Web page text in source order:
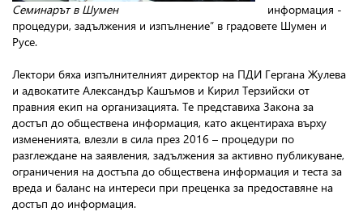
Семинарът в Шумен
информация -
процедури, задължения и изпълнение” в градовете Шумен и
Русе.
Лектори бяха изпълнителният директор на ПДИ Гергана Жулева
и адвокатите Александър Кашъмов и Кирил Терзийски от
правния екип на организацията. Те представиха Закона за
достъп до обществена информация, като акцентираха върху
измененията, влезли в сила през 2016 – процедури по
разглеждане на заявления, задължения за активно публикуване,
ограничения на достъпа до обществена информация и теста за
вреда и баланс на интереси при преценка за предоставяне на
достъп до информация.